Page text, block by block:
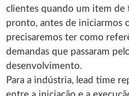
clientes quando um item de
pronto, antes de iniciarmos
precisaremos ter como
demandas que passaram
desenvolvimento.
Para a indústria, lead time